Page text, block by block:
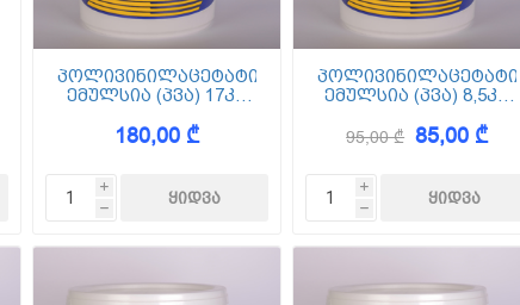
პოლივინილაცეტატის
ემულსია (პვა) 17კგ
180,00 ₾
i
h
პოლივინილაცეტატის
ემულსია (პვა) 8,5კგ
95,00 ₾ 85,00 ₾
i
h